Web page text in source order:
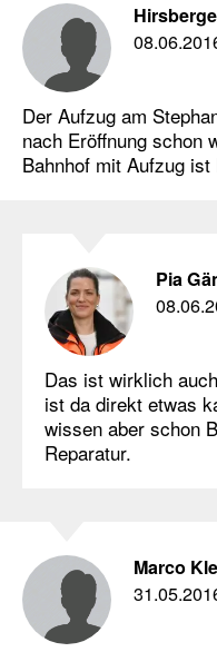
Der Aufzug am
nach Eröffnung schon
Bahnhof mit Aufzug ist
Pia
Das ist wirklich
ist da direkt etwas
wissen aber schon
Reparatur.
Marco